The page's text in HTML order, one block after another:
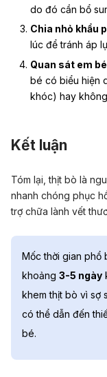
do đó cần bổ
Chia nhỏ khẩu
lúc để tránh áp
Quan sát em
bé có biểu hiện
khóc) hay
Kết luận
Tóm lại, thịt bò là
nhanh chóng phục
trợ chữa lành vết
Mốc thời gian phổ
khoảng 3-5 ngày
khem thịt bò vì sợ
có thể dẫn đến
bé.